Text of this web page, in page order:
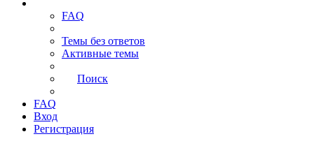
FAQ
Темы без ответов
Активные темы
Поиск
FAQ
Вход
Регистрация